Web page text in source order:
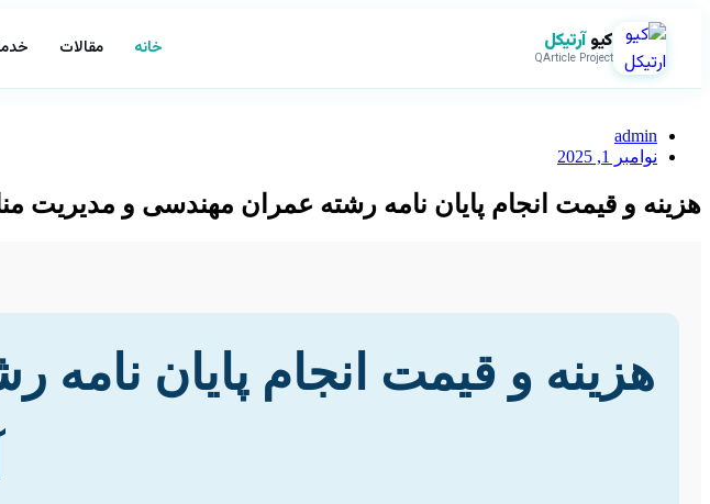
کیوآرتیکل
QArticle Project خانه مقالات
admin
نوامبر 1, 2025
هزینه و قیمت انجام پایان نامه رشته عمران مهندسی و مدیریت
هزینه و قیمت انجام پایان